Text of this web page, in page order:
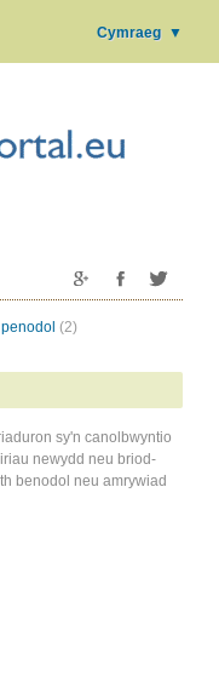
Cymraeg ▼
(2)
sy'n canolbwyntio
newydd neu briod-
benodol neu amrywiad